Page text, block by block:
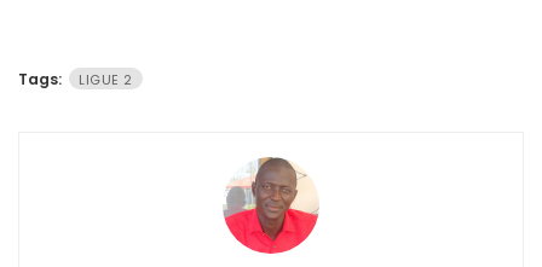
Tags: LIGUE 2